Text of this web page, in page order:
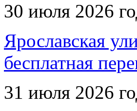
30 июля 2026
Ярославская
бесплатная
31 июля 2026